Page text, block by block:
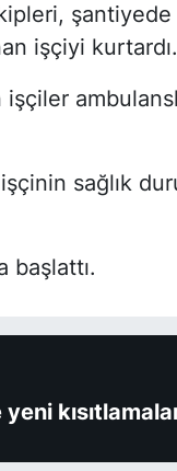
işçiyi kurtardı.
sağlık
başlattı.